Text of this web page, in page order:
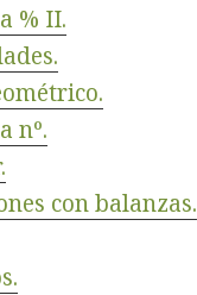
% II.
nº.
con balanzas.